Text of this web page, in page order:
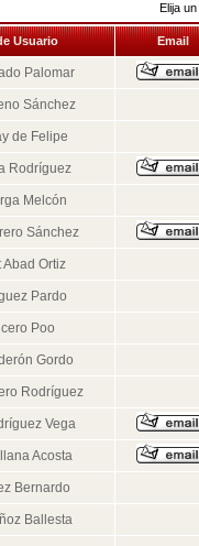
Elija
Usuario Email
Palomar
Sánchez
de Felipe
Rodríguez
Melcón
Sánchez
Abad Ortiz
Pardo
Poo
Gordo
Rodríguez
Vega
Acosta
Bernardo
Ballesta